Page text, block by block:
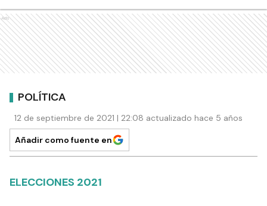
Ads
POLÍTICA
12 de septiembre de 2021 | 22:08 actualizado hace 5 años
Añadir como fuente en
ELECCIONES 2021